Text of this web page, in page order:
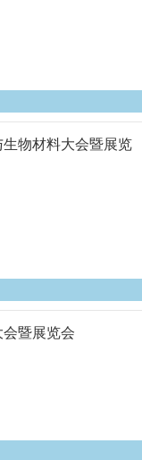
物材料大会暨展览
暨展览会